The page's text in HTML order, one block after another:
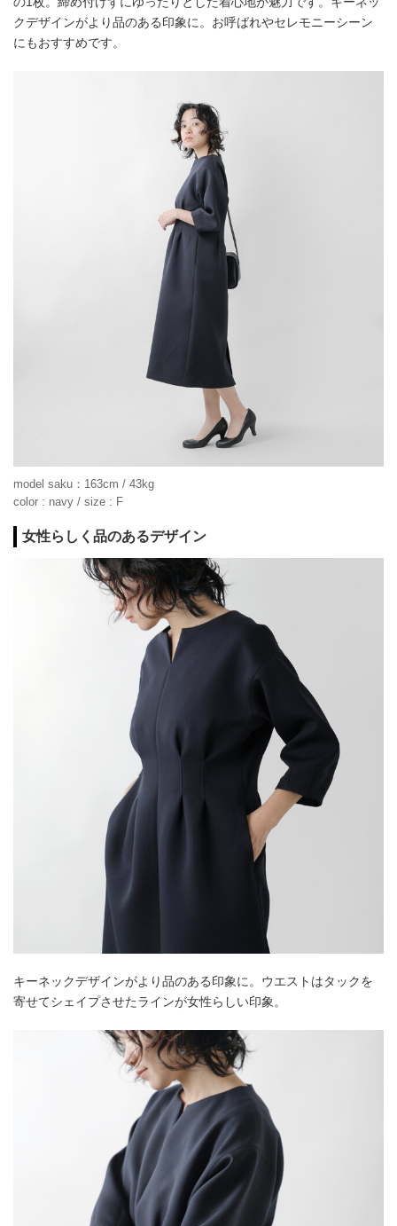
クデザインがより品のある印象に。お呼ばれやセレモニーシーン
にもおすすめです。
model saku：163cm / 43kg
color : navy / size : F
女性らしく品のあるデザイン
キーネックデザインがより品のある印象に。ウエストはタックを
寄せてシェイプさせたラインが女性らしい印象。